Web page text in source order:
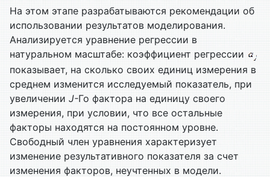
На этом этапе разрабатываются рекомендации об
использовании результатов моделирования.
Анализируется уравнение регрессии в
натуральном масштабе: коэффициент регрессии
показывает, на сколько своих единиц измерения в
среднем изменится исследуемый показатель, при
увеличении J-Го фактора на единицу своего
измерения, при условии, что все остальные
факторы находятся на постоянном уровне.
Свободный член уравнения характеризует
изменение результативного показателя за счет
изменения факторов, неучтенных в модели.